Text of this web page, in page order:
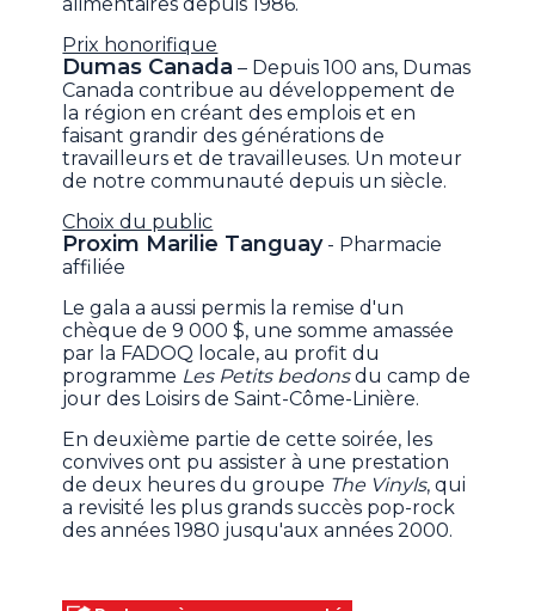
Prix honorifique
Dumas Canada – Depuis 100 ans, Dumas
Canada contribue au développement de
la région en créant des emplois et en
faisant grandir des générations de
travailleurs et de travailleuses. Un moteur
de notre communauté depuis un siècle.
Choix du public
Proxim Marilie Tanguay- Pharmacie
affiliée
Le gala a aussi permis la remise d'un
chèque de 9 000 $, une somme amassée
par la FADOQ locale, au profit du
programme Les Petits bedonsdu camp de
jour des Loisirs de Saint-Côme-Linière.
En deuxième partie de cette soirée, les
convives ont pu assister à une prestation
de deux heures du groupe The Vinyls, qui
a revisité les plus grands succès pop-rock
des années 1980 jusqu'aux années 2000.